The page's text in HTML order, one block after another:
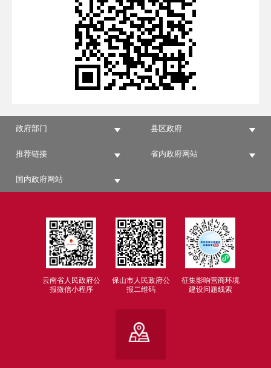
政府部门 县区政府
推荐链接 省内政府网站
国内政府网站
云南省人民政府公
报微信小程序
保山市人民政府公
报二维码
征集影响营商环境
建设问题线索